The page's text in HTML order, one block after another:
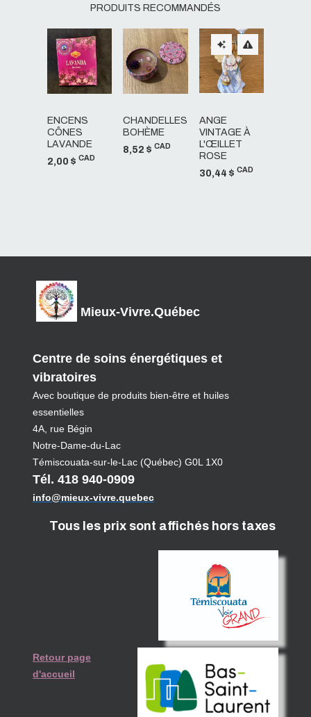
PRODUITS RECOMMANDÉS
ENCENS
CÔNES
LAVANDE
2,00 $ CAD
CHANDELLES
BOHÈME
8,52 $CAD
ANGE
VINTAGE À
L'ŒILLET
ROSE
30,44 $ CAD
Mieux-Vivre.Québec
Centre de soins énergétiques et
vibratoires
Avec boutique de produits bien-être et huiles
essentielles
4A, rue Bégin
Notre-Dame-du-Lac
Témiscouata-sur-le-Lac (Québec) G0L 1X0
Tél. 418 940-0909
info@mieux-vivre.quebec
Tous les prix sont affichés hors taxes
Retour page
d'accueil